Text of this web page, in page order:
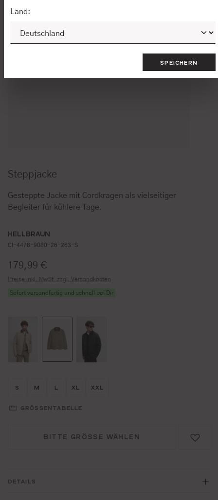
Steppjacke
Gesteppte Jacke mit Cordkragen als vielseitiger
Begleiter für kühlere Tage.
HELLBRAUN
CI-4478-9080-26-263-S
Regulärer Preis:
179,99 €
Preise inkl. MwSt. zzgl. Versandkosten
Sofort versandfertig und schnell bei Dir
Größe wählen
S Größe wählen
M Größe wählen
L Größe wählen
XL Größe wählen
XXL
GRÖSSENTABELLE
BITTE GRÖSSE WÄHLEN
DETAILS
Land:
SPEICHERN